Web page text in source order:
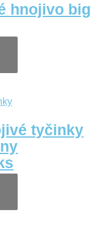
hnojivo big
tyčinky